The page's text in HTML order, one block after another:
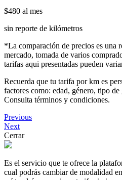
$480 al mes
sin reporte de kilómetros
*La comparación de precios es una
mercado, tomada de varios
tarifas aqui presentadas pueden
Recuerda que tu tarifa por km es
factores como: edad, género, tipo
Consulta términos y condiciones.
Previous
Next
Cerrar
Es el servicio que te ofrece la
cual podrás cambiar de modalidad